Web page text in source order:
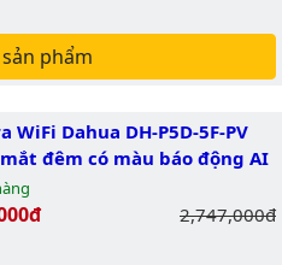
phẩm
WiFi Dahua DH-P5D-5F-PV
đêm có màu báo động AI
Giá gốc:
2,747,000đ